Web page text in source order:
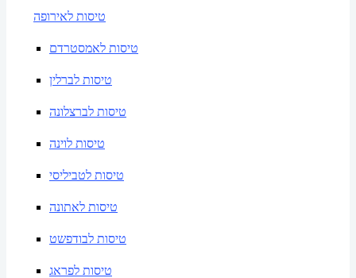
טיסות לאירופה
טיסות לאמסטרדם
טיסות לברלין
טיסות לברצלונה
טיסות לוינה
טיסות לטביליסי
טיסות לאתונה
טיסות לבודפשט
טיסות לפראג